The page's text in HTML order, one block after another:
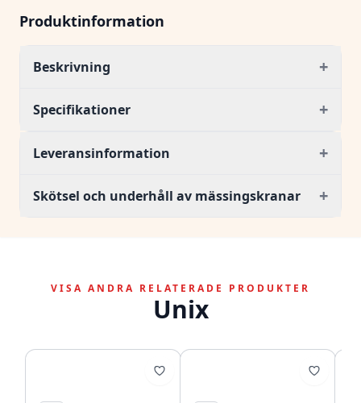
Produktinformation
Beskrivning +
Specifikationer +
Leveransinformation +
Skötsel och underhåll av mässingskranar +
VISA ANDRA RELATERADE PRODUKTER
Unix